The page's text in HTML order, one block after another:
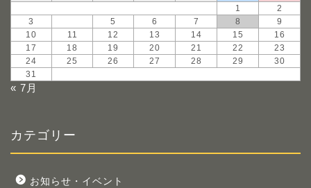
1
2
3
5 6 7 8
9
10
11 12 13 14 15
16
17
18 19 20 21 22
23
24
25 26 27 28 29
30
31
« 7月
カテゴリー
お知らせ・イベント